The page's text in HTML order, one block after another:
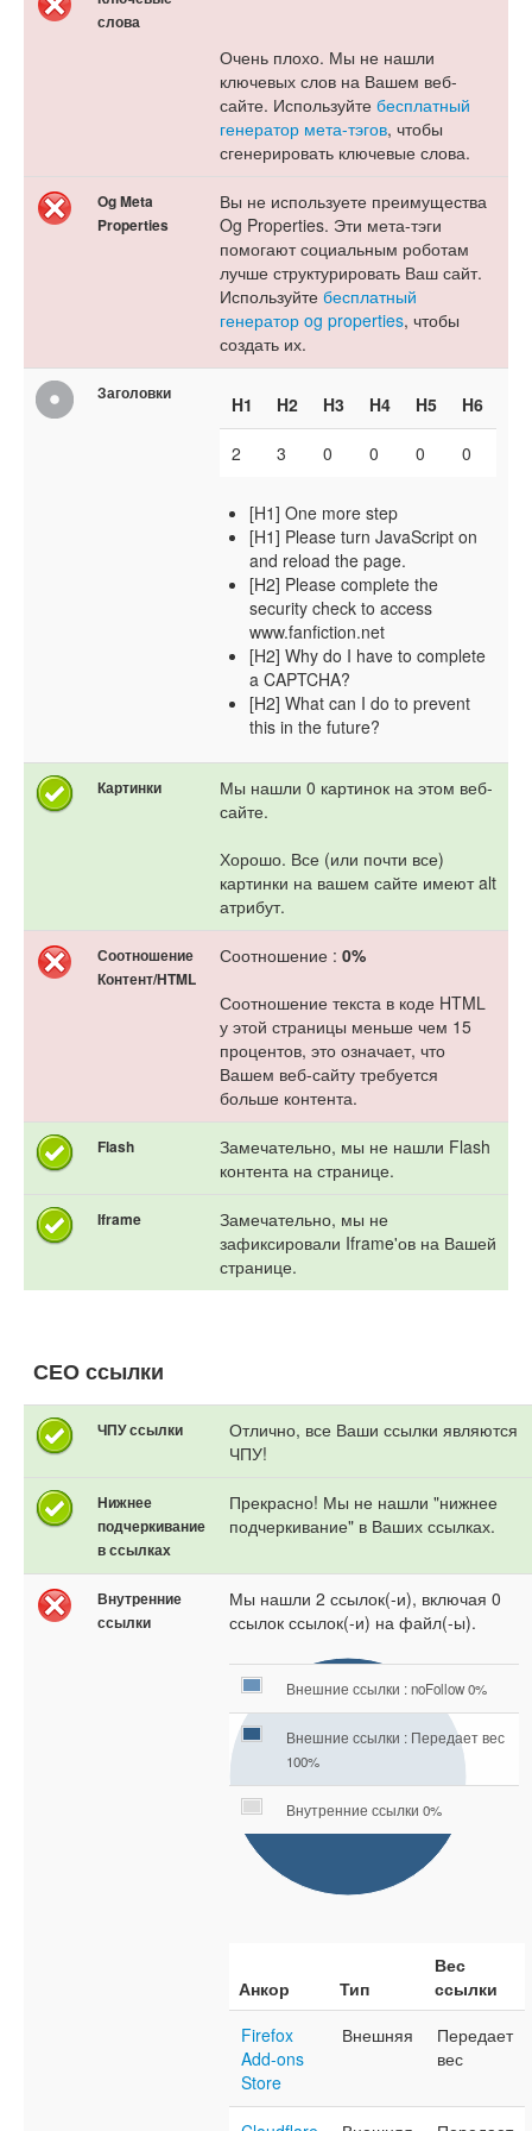
слова
Очень плохо. Мы не нашли
ключевых слов на Вашем веб-
сайте. Используйте бесплатный
генератор мета-тэгов, чтобы
сгенерировать ключевые слова.
Og Meta
Properties
Вы не используете преимущества
Og Properties. Эти мета-тэги
помогают социальным роботам
лучше структурировать Ваш сайт.
Используйте бесплатный
генератор og properties, чтобы
создать их.
Заголовки H1 H2 H3 H4 H5 H6
2 3 0 0 0 0
[H1] One more step
[H1] Please turn JavaScript on
and reload the page.
[H2] Please complete the
security check to access
www.fanfiction.net
[H2] Why do I have to complete
a CAPTCHA?
[H2] What can I do to prevent
this in the future?
Картинки
Мы нашли 0 картинок на этом веб-
сайте.
Хорошо. Все (или почти все)
картинки на вашем сайте имеют alt
атрибут.
Соотношение
Контент/HTML
Соотношение : 0%
Соотношение текста в коде HTML
у этой страницы меньше чем 15
процентов, это означает, что
Вашем веб-сайту требуется
больше контента.
Flash
Замечательно, мы не нашли Flash
контента на странице.
Iframe
Замечательно, мы не
зафиксировали Iframe'ов на Вашей
странице.
СЕО ссылки
ЧПУ ссылки
Отлично, все Ваши ссылки являются
ЧПУ!
Нижнее
подчеркивание
в ссылках
Прекрасно! Мы не нашли "нижнее
подчеркивание" в Ваших ссылках.
Внутренние
ссылки
Мы нашли 2 ссылок(-и), включая 0
ссылок ссылок(-и) на файл(-ы).
Внешние ссылки : noFollow 0%
Внешние ссылки : Передает вес
100%
Внутренние ссылки 0%
Анкор Тип
Вес
ссылки
Firefox
Add-ons
Store
Внешняя
Передает
вес